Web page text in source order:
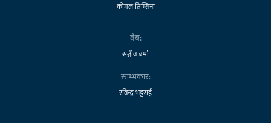
कोमल तिम्सिना
वेब:
सञ्जीव बर्मा
स्तम्भकार:
रविन्द्र भट्टराई